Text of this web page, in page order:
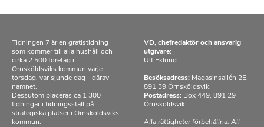
Tidningen 7 är en gratistidning
som kommer till alla hushåll och
cirka 2 500 företag i
Örnsköldsviks kommun varje
torsdag, var sjunde dag - därav
namnet.
Dessutom placeras ca 1 300
tidningar i tidningsställ på
strategiska platser i Örnsköldsviks
kommun.
VD, chefredaktör och ansvarig
utgivare:
Ulf Eklund.
Besöksadress: Magasinsallén 2E,
891 39 Örnsköldsvik.
Postadress: Box 449, 891 29
Örnsköldsvik
Alla rättigheter förbehållna. All